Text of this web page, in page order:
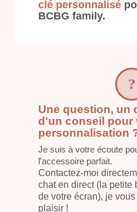
clé personnalisé
BCBG family.
Une question, un
d'un conseil pour
personnalisation
Je suis à votre écoute
l'accessoire parfait.
Contactez-moi
chat en direct (la petite
de votre écran), je
plaisir !